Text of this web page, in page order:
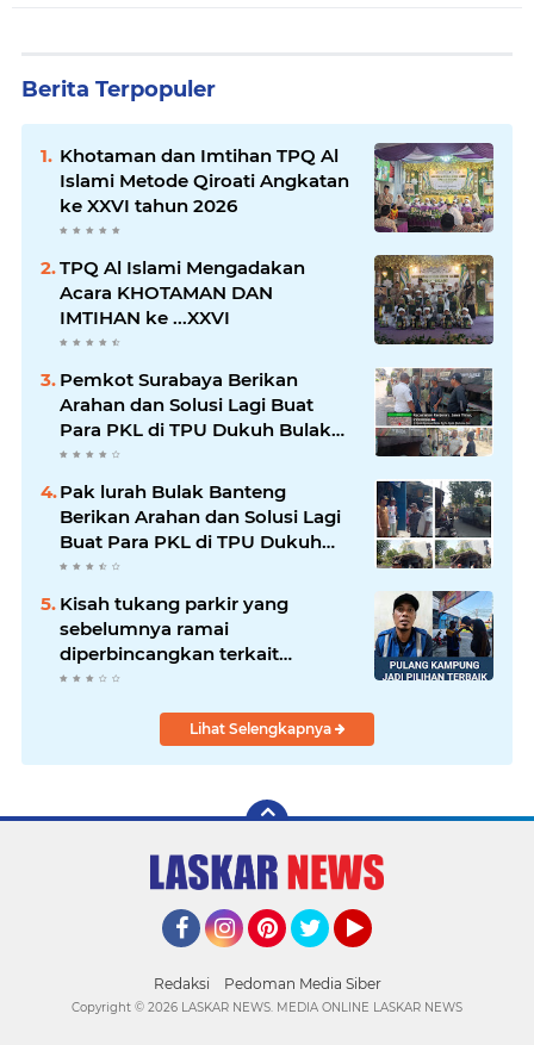
Berita Terpopuler
Khotaman dan Imtihan TPQ Al
Islami Metode Qiroati Angkatan
ke XXVI tahun 2026
TPQ Al Islami Mengadakan
Acara KHOTAMAN DAN
IMTIHAN ke ...XXVI
Pemkot Surabaya Berikan
Arahan dan Solusi Lagi Buat
Para PKL di TPU Dukuh Bulak
Banteng Surabaya
Pak lurah Bulak Banteng
Berikan Arahan dan Solusi Lagi
Buat Para PKL di TPU Dukuh
Bulak Banteng Surabaya
Kisah tukang parkir yang
sebelumnya ramai
diperbincangkan terkait
persoalan parkir gratis di
kini memasuki babak baru.
Lihat Selengkapnya
Redaksi Pedoman Media Siber
Copyright © 2026 LASKAR NEWS. MEDIA ONLINE LASKAR NEWS